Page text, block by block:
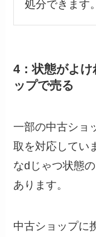
処分できます。
4：状態がよけ
ップで売る
一部の中古ショ
取を対応してい
なdじゃつ状態
あります。
中古ショップに